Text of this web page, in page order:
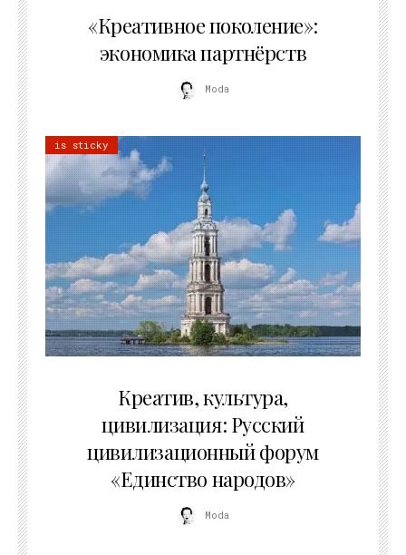
«Креативное поколение»:
экономика партнёрств
Moda
is sticky
Креатив, культура,
цивилизация: Русский
цивилизационный форум
«Единство народов»
Moda